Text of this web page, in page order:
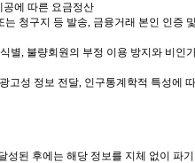
공에 따른 요금정산
청구지 등 발송, 금융거래 본인 인증
별, 불량회원의 부정 이용 방지와 비
고성 정보 전달, 인구통계학적 특성에
성된 후에는 해당 정보를 지체 없이